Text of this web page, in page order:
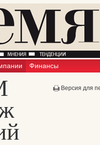
Финансы
Версия для